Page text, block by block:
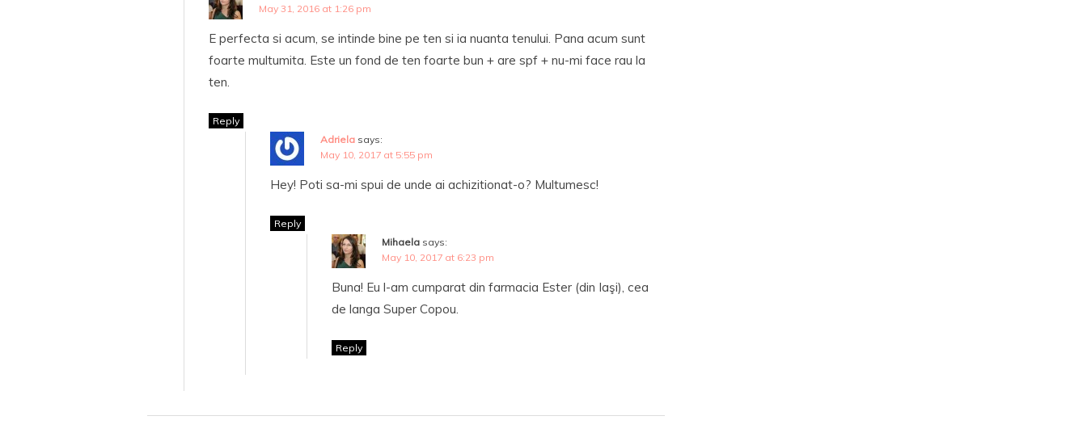
May 31, 2016 at 1:26 pm
E perfecta si acum, se intinde bine pe ten si ia nuanta tenului. Pana acum sunt
foarte multumita. Este un fond de ten foarte bun + are spf + nu-mi face rau la
ten.
Reply
Adriela says:
May 10, 2017 at 5:55 pm
Hey! Poti sa-mi spui de unde ai achizitionat-o? Multumesc!
Reply
Mihaela says:
May 10, 2017 at 6:23 pm
Buna! Eu l-am cumparat din farmacia Ester (din Iaşi), cea
de langa Super Copou.
Reply